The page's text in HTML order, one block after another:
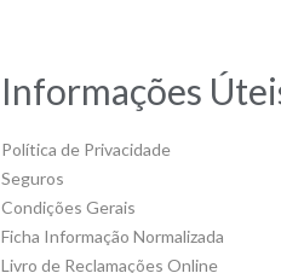
Informações
Política de Privacidade
Seguros
Condições Gerais
Ficha Informação Normalizada
Livro de Reclamações Online